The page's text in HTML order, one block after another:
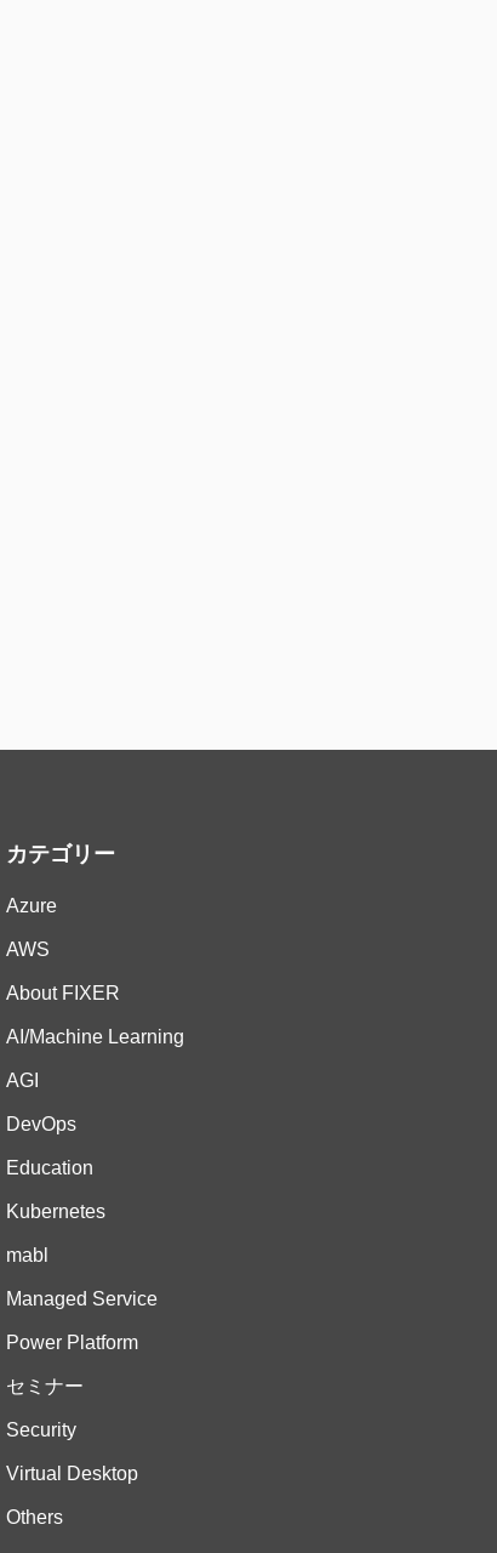
カテゴリー
Azure
AWS
About FIXER
AI/Machine Learning
AGI
DevOps
Education
Kubernetes
mabl
Managed Service
Power Platform
セミナー
Security
Virtual Desktop
Others